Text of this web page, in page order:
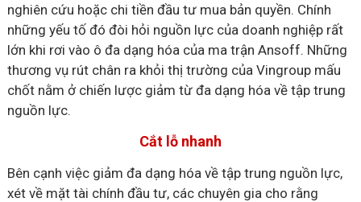
nghiên cứu hoặc chi tiền đầu tư mua bản quyền. Chính
những yếu tố đó đòi hỏi nguồn lực của doanh nghiệp rất
lớn khi rơi vào ô đa dạng hóa của ma trận Ansoff. Những
thương vụ rút chân ra khỏi thị trường của Vingroup mấu
chốt nằm ở chiến lược giảm từ đa dạng hóa về tập trung
nguồn lực.
Cắt lỗ nhanh
Bên cạnh việc giảm đa dạng hóa về tập trung nguồn lực,
xét về mặt tài chính đầu tư, các chuyên gia cho rằng